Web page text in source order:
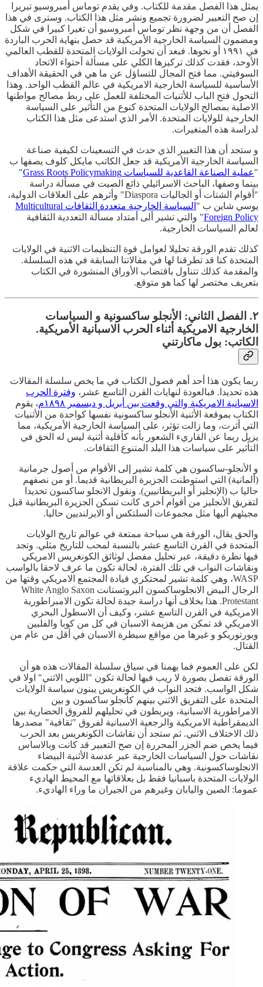
يمثل هذا الفصل مقدمة للكتاب. وفي يقدم توماس أمبروسيو تبريرا
إن صح التعبير لضرورة تجميع ونشر مثل هذا الكتاب. وسترى في هذا
الفصل أن من وجهة نظر توماس أمبروسيو أن تغيرا كبيرا في شكل
ومضمون السياسة الخارجية الأمريكية قد حصل بنهاية الحرب الباردة
في ١٩٩١ أو نحوها. فبعد أن تحولت الولايات المتحدة للقطب العالمي
الأوحد، فقدت كذلك تركيزها الكلي على مسألة أحتواء الاتحاد
السوفيتي. مما فتح المجال للتساؤل عن ما هي في الحقيقة الأهداف
الأساسية للسياسة الخارجية الامريكية في عالم القطب الواحد. وهذا
التحول فتح الباب للأثنيات المختلفة للعمل على ربط مصالح مواطنها
الاصلية بمصالح الولايات المتحدة كنوع من التأثير على السياسة
الخارجية للولايات المتحدة. الأمر الذي استدعى مثل هذا الكتاب
لدراسة هذه المتغيرات.
و ستجد أن هذا التغيير الذي حدث في التسعينات لكيفية صناعة
السياسة الخارجية الأمريكية قد جعل الكاتب مايكل كلوف يصفها ب
"عملية الصناعة القاعدية للسياسات Grass Roots Policymaking
"
بينما وصفها، الباحث الاسرائيلي ذائع الصيت في مسألة دراسة
"أقوام الشتات أو الجاليات Diaspora" وأثرهم على العلاقات الدولية،
يوسي شاين ب "
السياسة الخارجية متعددة الثقافات Multicultural
Foreign Policy" والتي تشير ألى أمتداد مسألة التعددية الثقافية
لعالم السياسات الخارجية.
كذلك تقدم الورقة تحليلا لعوامل قوة التنظيمات الاثنية في الولايات
المتحدة كنا قد تطرقنا لها في مقالاتنا السابقة في هذه السلسلة.
والمقدمة كذلك تتناول باقتضاب الأوراق المنشورة في الكتاب
بتعريف مختصر لها كما هو متوقع.
٢. الفصل الثاني: الأنجلو ساكسونية و السياسات
الخارجية الامريكية أثناء الحرب الاسبانية الأمريكية.
الكاتب: بول ماكارتني
ربما يكون هذا أحد أهم فصول الكتاب في ما يخص سلسلة المقالات
هذه تحديدا. فبالعودة لنهايات القرن التاسع عشر، وفترة الحرب
الاسبانية الامريكية والتي وقعت بين أبريل و ديسمبر ١٨٩٨م
، يقوم
الكتاب بموقعة الأثنية الأنجلو ساكسونية نفسها كواحدة من الأثنيات
التي أثرت، وما زالت تؤثر، على السياسة الخارجية الأمريكية، مما
يزيل ربما عن القاريء الشعور بأنه كأقلية أثنية ليس له الحق في
التأثير على سياسات هذا البلد المتنوع الثقافات.
و الأنجلو-ساكسون هي كلمة تشير إلى الأقوام من أصول جرمانية
(ألمانية) التي استوطنت الجزيرة البريطانية قديما. أو من نصفهم
حاليا ب (الإنجليز أو البريطانيين). ونقول الانجلو ساكسون تحديدا
لتفريق الأنجليز من أقوام أخرى كانت تسكن الجزيرة البريطانية قبل
مجيئهم أليها مثل مجموعات السلتكس أو الايرلنديين حاليا.
والحق يقال، الورقة هي سياحة ممتعة في عوالم تاريخ الولايات
المتحدة في القرن التاسع عشر بالنسبة لمحب للتاريخ مثلي. وتجد
فيها نظرة دقيقة، عبر تحليل مفصل لوثائق الكونغريس الامريكي
ونقاشات النواب في تلك الفترة، لحالة تكون ما عرف لاحقا بالواسب
WASP، وهي كلمة تشير لمحتكري قيادة المجتمع الامريكي وقتها من
الرجال البيض الانجلوساكسون البروتستانت White Anglo Saxon
Protestant. هذا بخلاف أنها دراسة جيدة لحالة تكون الامبراطورية
الامريكية في القرن التاسع عشر، وكيف أن الاسطول البحري
الامريكي قد تمكن من هزيمة الاسبان في كل من كوبا والفلبين
وبورتوريكو و غيرها من مواقع سيطرة الاسبان في أقل من عام من
القتال.
لكن على العموم فما يهمنا في سياق سلسلة المقالات هذه هو أن
الورقة تفصل بصورة لا ريب فيها لحالة تكون "اللوبي الاثني" اولا في
شكل الواسب. فتجد النواب في الكونغريس يبنون سياسة الولايات
المتحدة على التفريق الاثني بينهم كأنجلو ساكسون و بين
الامراطورية الاسبانية، ويربطون في تحليلهم للفروق الحضارية بين
الديمقراطية الامريكية والرجعية الاسبانية لفروق "ثقافية" مصدرها
ذلك الاختلاف الاثني. ثم ستجد أن نقاشات الكونغريس بعد الحرب
فيما يخص ضم الجزر المحررة إن صح التعبير قد كانت وبالاساس
نقاشات حول السياسات الخارجية عبر عدسة الأثنية البيضاء
الانجلوساكسونية. وهي بالمناسبة لم تكن العدسة التي حكمت علاقة
الولايات المتحدة باسبانيا فقط بل بعلاقاتها مع المحيط الهاديء
عموما: الصين واليابان وغيرهم من الجيران ما وراء الهاديء.